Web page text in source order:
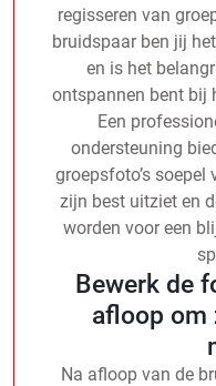
regisseren van
bruidspaar ben jij
en is het
ontspannen bent bij
Een
ondersteuning
groepsfoto’s soepel
zijn best uitziet en
worden voor een
Bewerk de
afloop om
Na afloop van de